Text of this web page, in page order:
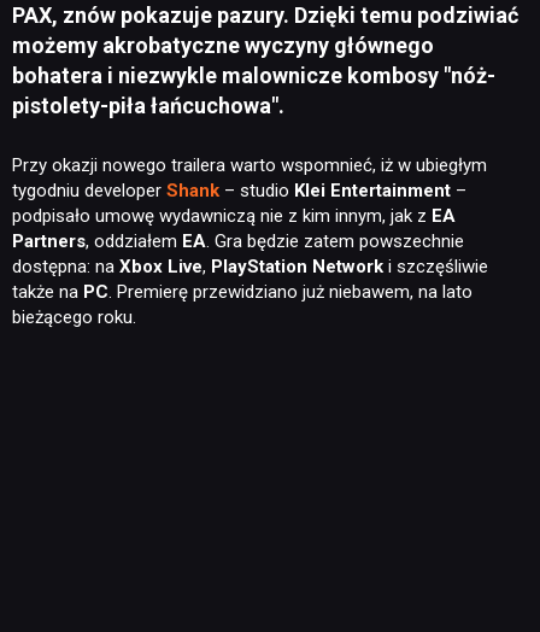
PAX, znów pokazuje pazury. Dzięki temu podziwiać
możemy akrobatyczne wyczyny głównego
bohatera i niezwykle malownicze kombosy "nóż-
pistolety-piła łańcuchowa".
Przy okazji nowego trailera warto wspomnieć, iż w ubiegłym
tygodniu developer Shank – studio Klei Entertainment –
podpisało umowę wydawniczą nie z kim innym, jak z EA
Partners, oddziałem EA. Gra będzie zatem powszechnie
dostępna: na Xbox Live, PlayStation Network i szczęśliwie
także na PC. Premierę przewidziano już niebawem, na lato
bieżącego roku.